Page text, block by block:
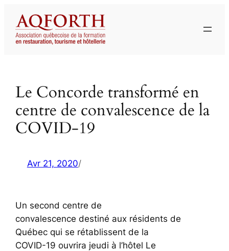
contenu
Le Concorde transformé en
centre de convalescence de la
COVID-19
Avr 21, 2020/
Un second centre de
convalescence destiné aux résidents de
Québec qui se rétablissent de la
COVID-19 ouvrira jeudi à l’hôtel Le